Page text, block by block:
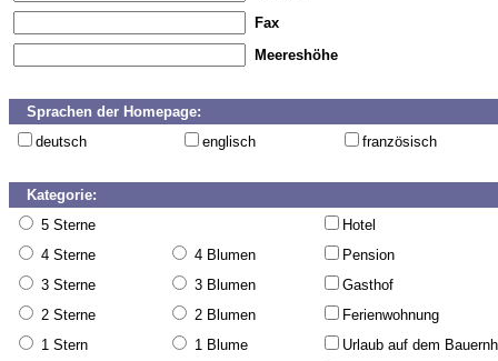
Fax
Meereshöhe
Sprachen der Homepage:
deutsch
englisch französisch
Kategorie:
5 Sterne
Hotel
4 Sterne
4 Blumen
Pension
3 Sterne
3 Blumen
Gasthof
2 Sterne
2 Blumen
Ferienwohnung
1 Stern
1 Blume
Urlaub auf dem